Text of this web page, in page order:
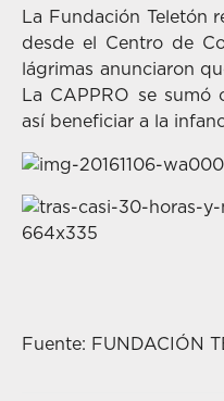
La Fundación Teletón
desde el Centro de
lágrimas anunciaron
La CAPPRO se
así beneficiar a la
Fuente: FUNDACIÓN